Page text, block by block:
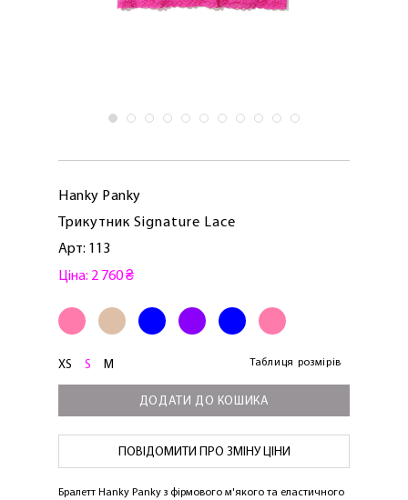
Hanky ​​Panky
Трикутник Signature Lace
Арт: 113
Ціна: 2 760 ₴
XS S M Таблиця розмірів
ДОДАТИ ДО КОШИКА
ПОВІДОМИТИ ПРО ЗМІНУ ЦІНИ
Бралетт Hanky ​​Panky з фірмового м'якого та еластичного